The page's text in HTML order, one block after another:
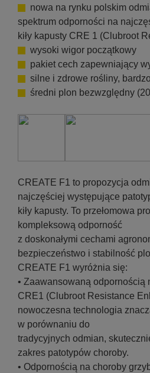
nowa na rynku polskim
spektrum odporności na
kiły kapusty CRE 1 (Clubroot
wysoki wigor początkowy
pakiet cech zapewniający
silne i zdrowe rośliny,
średni plon bezwzględny
CREATE F1 to propozycja
najczęściej występujące
kiły kapusty. To przełomowa
kompleksową odporność
z doskonałymi cechami
bezpieczeństwo i stabilność
CREATE F1 wyróżnia się:
• Zaawansowaną odpornością
CRE1 (Clubroot Resistance
nowoczesna technologia
w porównaniu do
tradycyjnych odmian,
zakres patotypów choroby.
• Odpornością na choroby